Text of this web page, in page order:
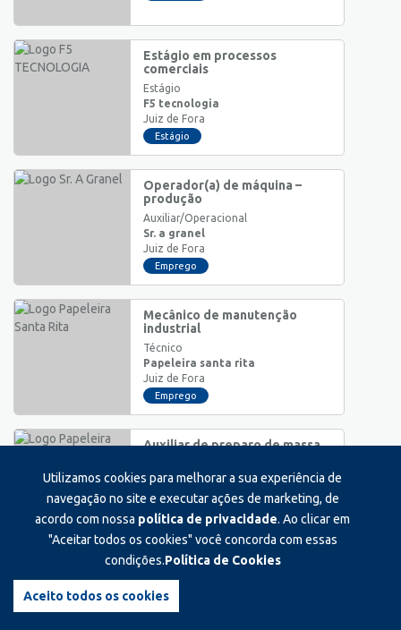
Estágio em processos
comerciais
Estágio
F5 tecnologia
Juiz de Fora
Estágio
Operador(a) de máquina –
produção
Auxiliar/Operacional
Sr. a granel
Juiz de Fora
Emprego
Mecânico de manutenção
industrial
Técnico
Papeleira santa rita
Juiz de Fora
Emprego
Auxiliar de preparo de massa
Auxiliar/Operacional
Papeleira santa rita
Emprego
ferista
Utilizamos cookies para melhorar a sua experiência de
navegação no site e executar ações de marketing, de
acordo com nossa política de privacidade. Ao clicar em
"Aceitar todos os cookies" você concorda com essas
condições.Política de Cookies
Aceito todos os cookies